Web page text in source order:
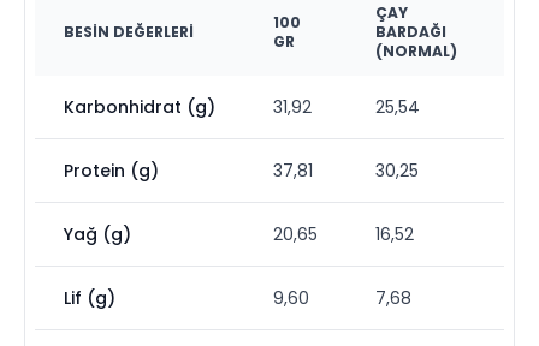
BESIN DEĞERLERI
100
GR
ÇAY
BARDAĞI
(NORMAL)
Karbonhidrat (g) 31,92 25,54
Protein (g) 37,81 30,25
Yağ (g) 20,65 16,52
Lif (g) 9,60 7,68